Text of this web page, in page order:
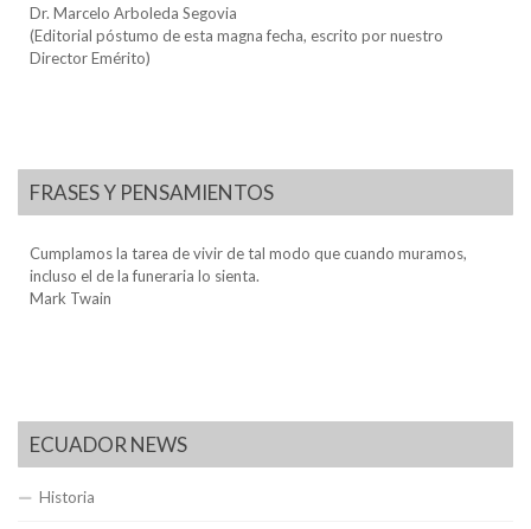
Dr. Marcelo Arboleda Segovia
(Editorial póstumo de esta magna fecha, escrito por nuestro
Director Emérito)
FRASES Y PENSAMIENTOS
Cumplamos la tarea de vivir de tal modo que cuando muramos,
incluso el de la funeraria lo sienta.
Mark Twain
ECUADOR NEWS
Historia